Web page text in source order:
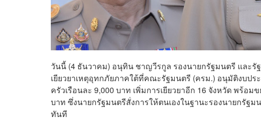
วันนี้ (4 ธันวาคม) อนุทิน ชาญวีรกูล รองนายกรัฐมนตรี และ
เยียวยาเหตุอุทกภัยภาคใต้ที่คณะรัฐมนตรี (ครม.) อนุมัติงบป
ครัวเรือนละ 9,000 บาท เพิ่มการเยียวยาอีก 16 จังหวัด พร้
บาท ซึ่งนายกรัฐมนตรีสั่งการให้ตนเองในฐานะรองนายกรัฐ
ทันที